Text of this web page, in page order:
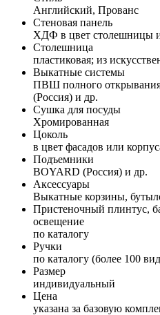
Английский, Прованс
Стеновая панель
ХДФ в цвет столешницы
Столешница
пластиковая; из
Выкатные системы
ПВШ полного
(Россия) и др.
Сушка для посуды
Хромированная
Цоколь
в цвет фасадов или
Подъемники
BOYARD (Россия) и др.
Аксессуары
Выкатные корзины,
Пристеночный плинтус,
освещение
по каталогу
Ручки
по каталогу (более 100
Размер
индивидуальный
Цена
указана за базовую